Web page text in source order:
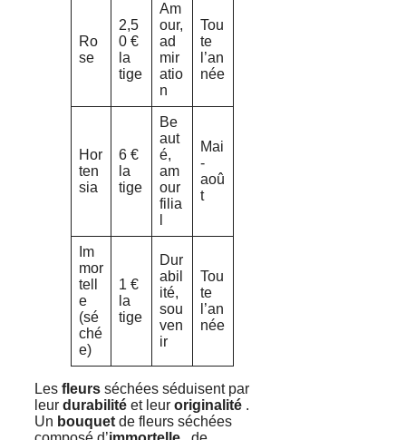
Ro
se
2,5
0 €
la
tige
Am
our,
ad
mir
atio
n
Tou
te
l’an
née
Hor
ten
sia
6 €
la
tige
Be
aut
é,
am
our
filia
Mai
-
aoû
t
Im
mor
tell
e
(sé
ché
e)
1 €
la
tige
Dur
abil
ité,
sou
ven
ir
Tou
te
l’an
née
Les fleurs séchées séduisent par
leur durabilité et leur originalité .
Un bouquet de fleurs séchées